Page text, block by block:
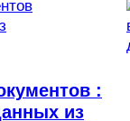
:
из